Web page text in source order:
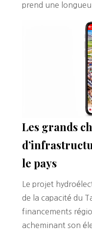
prend une
Les grands
le pays
Le projet
de la capacité du
financements
acheminant son